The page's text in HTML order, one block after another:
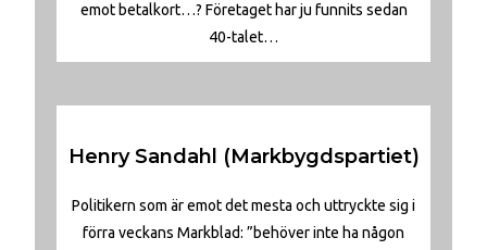
emot betalkort…? Företaget har ju funnits sedan
40-talet…
Henry Sandahl (Markbygdspartiet)
Politikern som är emot det mesta och uttryckte sig i
förra veckans Markblad: ”behöver inte ha någon